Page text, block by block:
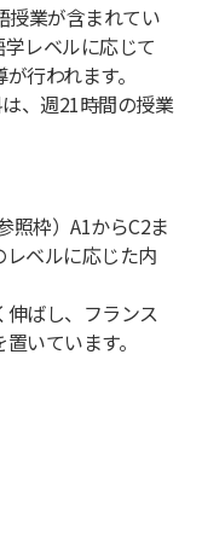
授業が含まれてい
レベルに応じて
行われます。
、週21時間の授業
照枠）A1からC2ま
ベルに応じた内
ばし、フランス
いています。